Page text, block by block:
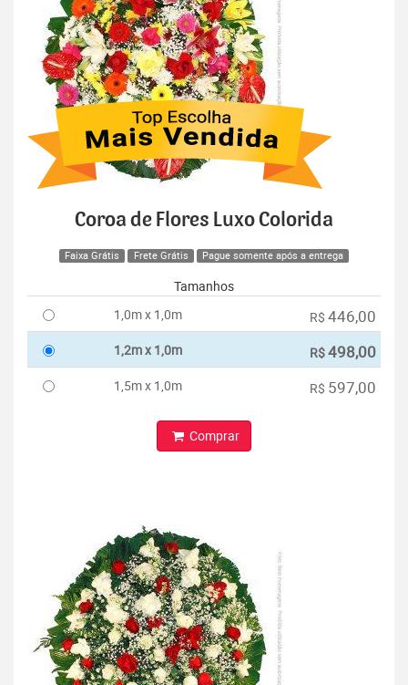
Coroa de Flores Luxo Colorida
Faixa Grátis Frete Grátis Pague somente após a entrega
Tamanhos
1,0m x 1,0m
R$ 446,00
1,2m x 1,0m R$498,00
1,5m x 1,0m R$ 597,00
Comprar